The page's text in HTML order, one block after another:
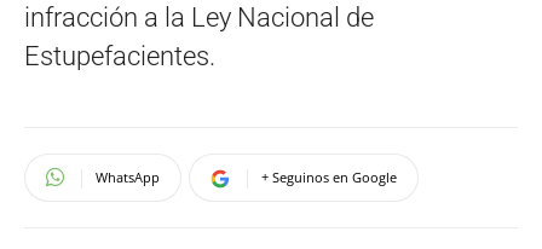
infracción a la Ley Nacional de
Estupefacientes.
WhatsApp + Seguinos en Google